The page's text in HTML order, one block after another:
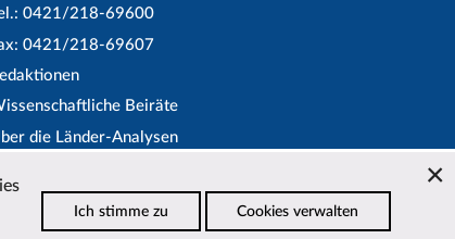
0421/218-69600
0421/218-69607
Beiräte
die Länder-Analysen
Barrierefreiheit
Ich stimme zu Cookies verwalten